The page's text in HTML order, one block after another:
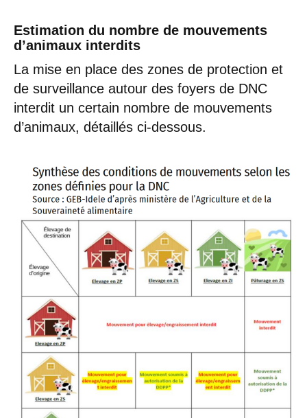
Estimation du nombre de mouvements
d’animaux interdits
La mise en place des zones de protection et
de surveillance autour des foyers de DNC
interdit un certain nombre de mouvements
d’animaux, détaillés ci-dessous.